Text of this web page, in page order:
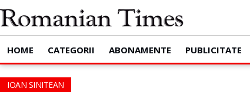
HOME CATEGORII ABONAMENTE PUBLICITATE
IOAN SINITEAN